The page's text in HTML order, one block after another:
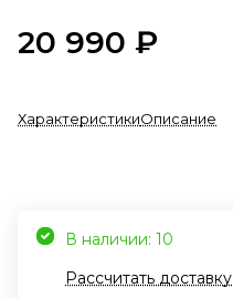
20 990 ₽
ХарактеристикиОписание
В наличии: 10
Рассчитать доставку